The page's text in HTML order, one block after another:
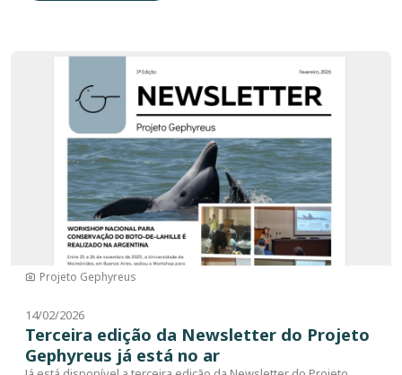
Projeto Gephyreus
14/02/2026
Terceira edição da Newsletter do Projeto
Gephyreus já está no ar